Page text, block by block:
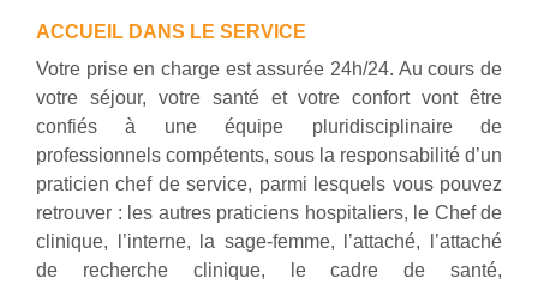
ACCUEIL DANS LE SERVICE
Votre prise en charge est assurée 24h/24. Au cours de
votre séjour, votre santé et votre confort vont être
confiés à une équipe pluridisciplinaire de
professionnels compétents, sous la responsabilité d’un
praticien chef de service, parmi lesquels vous pouvez
retrouver : les autres praticiens hospitaliers, le Chef de
clinique, l’interne, la sage-femme, l’attaché, l’attaché
de recherche clinique, le cadre de santé,